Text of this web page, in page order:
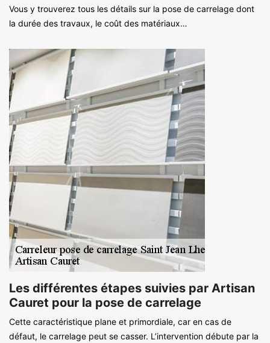
Vous y trouverez tous les détails sur la pose de carrelage dont
la durée des travaux, le coût des matériaux…
Les différentes étapes suivies par Artisan
Cauret pour la pose de carrelage
Cette caractéristique plane et primordiale, car en cas de
défaut, le carrelage peut se casser. L’intervention débute par la